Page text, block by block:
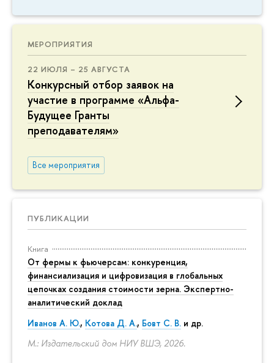
МЕРОПРИЯТИЯ
22 ИЮЛЯ – 25 АВГУСТА
Конкурсный отбор заявок на
участие в программе «Альфа-
Будущее Гранты
преподавателям»
Все мероприятия
ПУБЛИКАЦИИ
Книга
От фермы к фьючерсам: конкуренция,
финансиализация и цифровизация в глобальных
цепочках создания стоимости зерна. Экспертно-
аналитический доклад
Иванов А. Ю., Котова Д. А., Бовт С. В. и др.
М.: Издательский дом НИУ ВШЭ, 2026.